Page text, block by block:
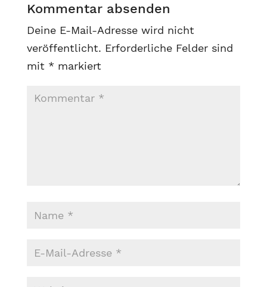
Kommentar absenden
Deine E-Mail-Adresse wird nicht
veröffentlicht. Erforderliche Felder sind
mit * markiert